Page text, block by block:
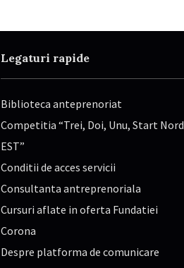
Legaturi rapide
Biblioteca anteprenoriat
Competitia “Trei, Doi, Unu, Start Nord
EST”
Conditii de acces servicii
Consultanta antreprenoriala
Cursuri aflate in oferta Fundatiei
Corona
Despre platforma de comunicare